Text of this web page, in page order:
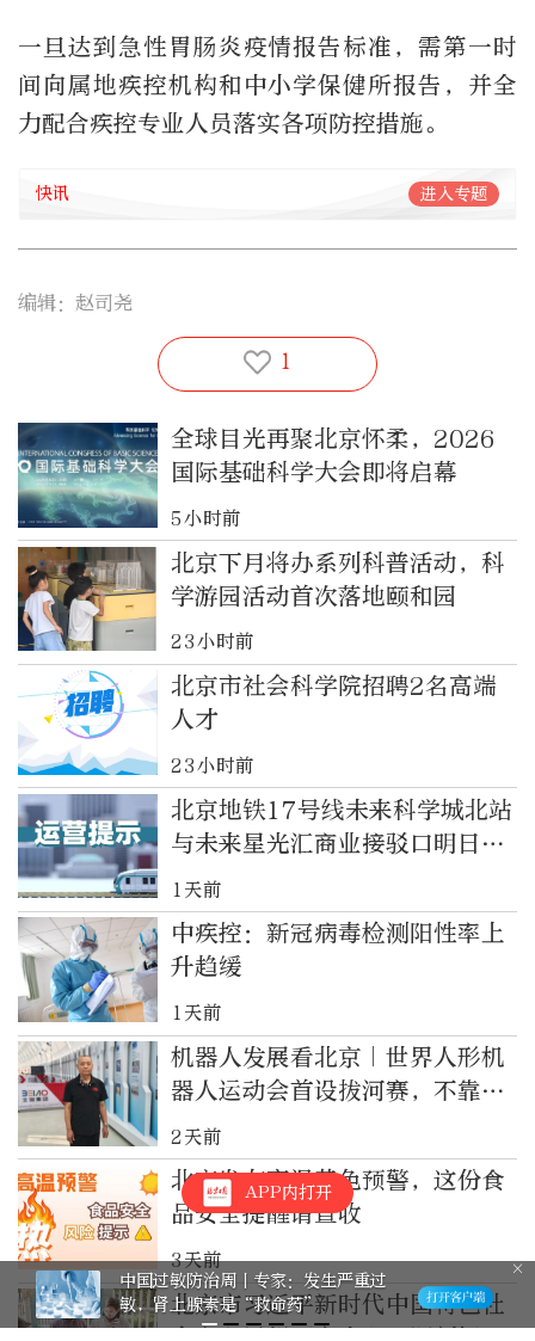
一旦达到急性胃肠炎疫情报告标准，需第一时
间向属地疾控机构和中小学保健所报告，并全
力配合疾控专业人员落实各项防控措施。
快讯 进入专题
编辑：赵司尧
1
全球目光再聚北京怀柔，2026
国际基础科学大会即将启幕
5小时前
北京下月将办系列科普活动，科
学游园活动首次落地颐和园
23小时前
北京市社会科学院招聘2名高端
人才
23小时前
北京地铁17号线未来科学城北站
与未来星光汇商业接驳口明日开
通
1天前
中疾控：新冠病毒检测阳性率上
升趋缓
1天前
机器人发展看北京｜世界人形机
器人运动会首设拔河赛，不靠蛮
力靠智控！
2天前
北京发布高温黄色预警，这份食
品安全提醒请查收
3天前
北京市习近平新时代中国特色社
APP内打开
中国过敏防治周丨专家：发生严重过
敏，肾上腺素是“救命药”